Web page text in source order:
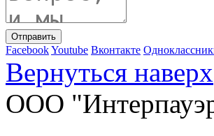
FacebookYoutube Вконтакте
Вернуться наверх
ООО